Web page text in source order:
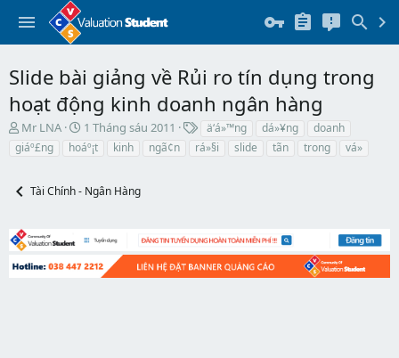
Slide bài giảng về Rủi ro tín dụng trong
hoạt động kinh doanh ngân hàng
T
h
a
t
a
r
Mr LNA
N
g
b
đ
u
1 Tháng sáu 2011
h
ä‘á»™ng dá»¥ng
doanh
giáº£ng
hoáº¡t kinh ngã¢n rá»§i slide tã­n trong vá»
Tài Chính - Ngân Hàng